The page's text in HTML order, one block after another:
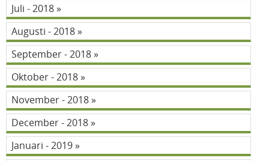
Juli - 2018
Augusti - 2018
September - 2018
Oktober - 2018
November - 2018
December - 2018
Januari - 2019